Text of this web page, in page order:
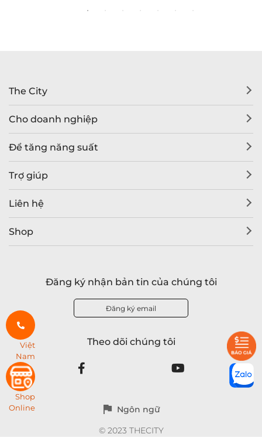
The City
Cho doanh nghiệp
Để tăng năng suất
Trợ giúp
Liên hệ
Shop
Đăng ký nhận bản tin của chúng tôi
Đăng ký email
Theo dõi chúng tôi
Ngôn ngữ
© 2023 THECITY
Việt
Nam
Shop
Online